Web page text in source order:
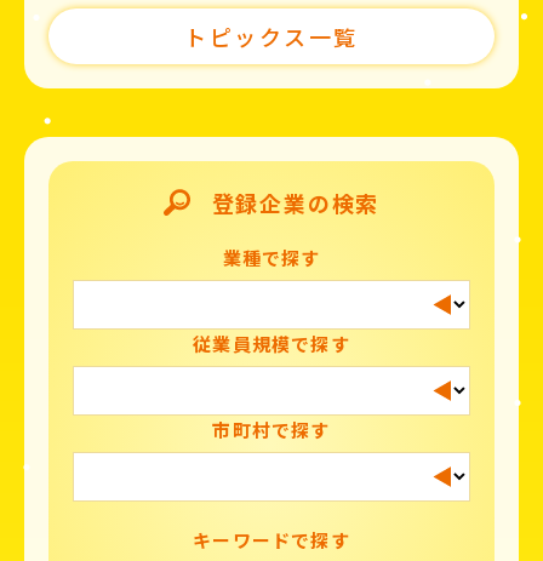
トピックス一覧
登録企業の検索
業種で探す
従業員規模で探す
市町村で探す
キーワードで探す